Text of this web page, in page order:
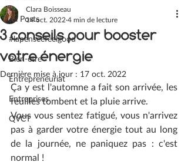
All Posts
#lapenseefeelgood
Bien-être
Entrepreneuriat
Entreprises
QVCT
3 conseils pour booster
votre énergie
Clara Boisseau
14 oct. 2022 4 min de lecture
Dernière mise à jour : 17 oct. 2022
Ça y est l'automne a fait son arrivée, les
feuilles tombent et la pluie arrive.
Vous vous sentez fatigué, vous n'arrivez
pas à garder votre énergie tout au long
de la journée, ne paniquez pas : c'est
normal !